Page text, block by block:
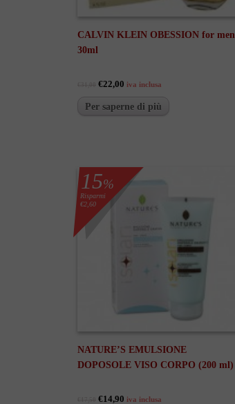
CALVIN KLEIN OBESSION for men
30ml
€22,00 iva inclusa
Per saperne di più
15%
Risparmi
€2,60
NATURE’S EMULSIONE
DOPOSOLE VISO CORPO (200 ml)
€14,90 iva inclusa